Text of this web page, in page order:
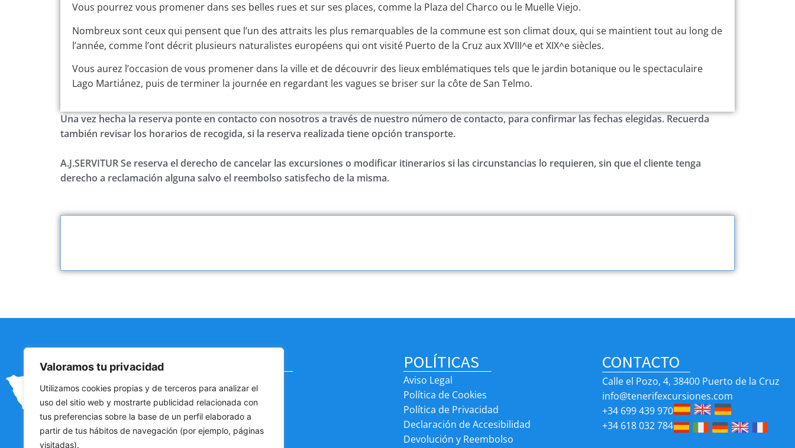
Valoramos tu privacidad
Utilizamos cookies propias y de terceros para analizar el
uso del sitio web y mostrarte publicidad relacionada con
tus preferencias sobre la base de un perfil elaborado a
partir de tus hábitos de navegación (por ejemplo, páginas
visitadas).
Vous pourrez vous promener dans ses belles rues et sur ses places, comme la Plaza del Charco ou le Muelle Viejo.
Nombreux sont ceux qui pensent que l’un des attraits les plus remarquables de la commune est son climat doux, qui se maintient tout au long de
l’année, comme l’ont décrit plusieurs naturalistes européens qui ont visité Puerto de la Cruz aux XVIII^e et XIX^e siècles.
Vous aurez l’occasion de vous promener dans la ville et de découvrir des lieux emblématiques tels que le jardin botanique ou le spectaculaire
Lago Martiánez, puis de terminer la journée en regardant les vagues se briser sur la côte de San Telmo.
Una vez hecha la reserva ponte en contacto con nosotros a través de nuestro número de contacto, para confirmar las fechas elegidas. Recuerda
también revisar los horarios de recogida, si la reserva realizada tiene opción transporte.
A.J.SERVITUR Se reserva el derecho de cancelar las excursiones o modificar itinerarios si las circunstancias lo requieren, sin que el cliente tenga
derecho a reclamación alguna salvo el reembolso satisfecho de la misma.
Actividades
Sobre nosotros
Contacto
POLÍTICAS
Aviso Legal
Política de Cookies
Política de Privacidad
Declaración de Accesibilidad
Devolución y Reembolso
CONTACTO
Calle el Pozo, 4, 38400 Puerto de la Cruz
info@tenerifexcursiones.com
+34 699 439 970
+34 618 032 784